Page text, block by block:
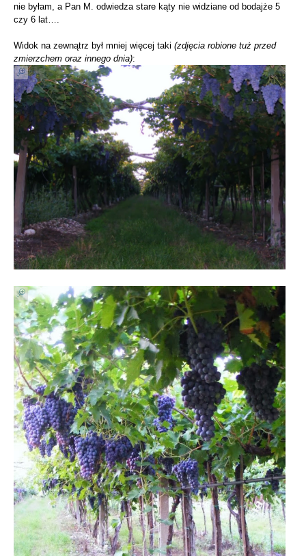
nie byłam, a Pan M. odwiedza stare kąty nie widziane od bodajże 5
czy 6 lat….
Widok na zewnątrz był mniej więcej taki (zdjęcia robione tuż przed
zmierzchem oraz innego dnia):